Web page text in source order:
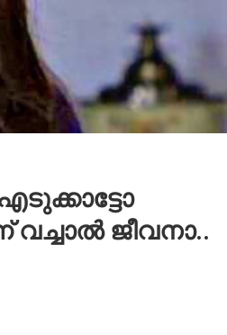
ജീവനാ..